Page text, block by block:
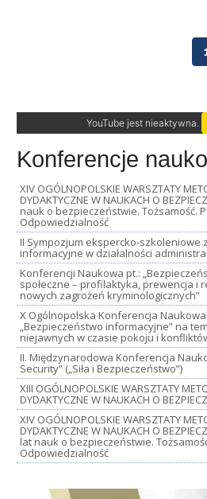
YouTube jest nieaktywna.
Konferencje
XIV OGÓLNOPOLSKIE WARSZTATY
DYDAKTYCZNE W NAUKACH O
nauk o bezpieczeństwie. Tożsamość.
Odpowiedzialność
II Sympozjum ekspercko-szkoleniowe
informacyjne w działalności
Konferencji Naukowa pt.:
społeczne – profilaktyka, prewencja i
nowych zagrożeń kryminologicznych”
X Ogólnopolska Konferencja
„Bezpieczeństwo informacyjne” na
niejawnych w czasie pokoju i
II. Międzynarodowa Konferencja
Security” („Siła i Bezpieczeństwo”)
XIII OGÓLNOPOLSKIE WARSZTATY
DYDAKTYCZNE W NAUKACH O
XIV OGÓLNOPOLSKIE WARSZTATY
DYDAKTYCZNE W NAUKACH O
lat nauk o bezpieczeństwie.
Odpowiedzialność